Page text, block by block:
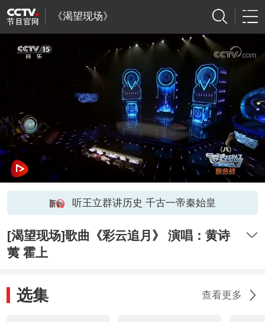
《渴望现场》
听王立群讲历史 千古一帝秦始皇
[渴望现场]歌曲《彩云追月》 演唱：黄诗
荑 霍上
选集 查看更多